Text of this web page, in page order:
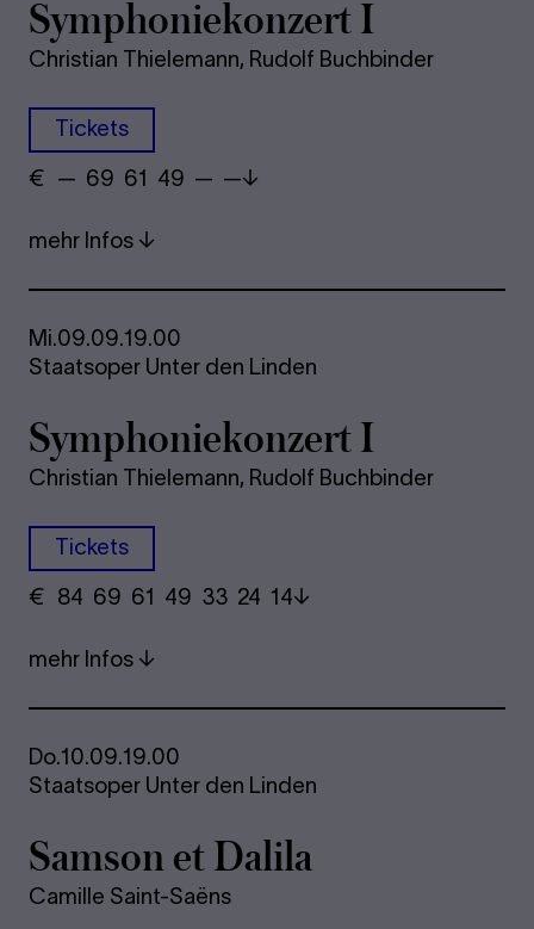
Sym­pho­nie­kon­zert I
Christian Thielemann, Rudolf Buchbinder
Tickets
€ ​ — 69 61​ 49 — —
mehr Infos
Mi.09.09.19.00
Staatsoper Unter den Linden
Sym­pho­nie­kon­zert I
Christian Thielemann, Rudolf Buchbinder
Tickets
€ ​ 84 69 61​ 49 33 24​ 14
mehr Infos
Do.10.09.19.00
Staatsoper Unter den Linden
Sam­son et Da­li­la
Camille Saint-Saëns